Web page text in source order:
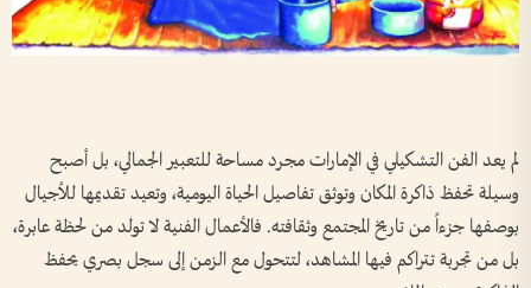
لم يعد الفن التشكيلي في الإمارات مجرد مساحة للتعبير الجمالي، بل أصبح
وسيلة تحفظ ذاكرة المكان وتوثق تفاصيل الحياة اليومية، وتعيد تقديمها للأجيال
بوصفها جزءاً من تاريخ المجتمع وثقافته. فالأعمال الفنية لا تولد من لحظة عابرة،
بل من تجربة تتراكم فيها المشاهد، لتتحول مع الزمن إلى سجل بصري يحفظ